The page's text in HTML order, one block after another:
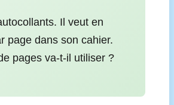
Il veut en
page dans son cahier.
pages va-t-il utiliser ?